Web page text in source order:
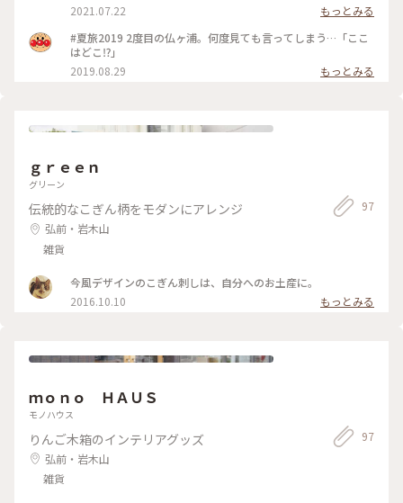
2021.07.22
もっとみる
#夏旅2019 2度目の仏ヶ浦。何度見ても言ってしまう…「ここ
はどこ⁉️」
2019.08.29
もっとみる
ｇｒｅｅｎ
グリーン
伝統的なこぎん柄をモダンにアレンジ
弘前・岩木山
雑貨
97
今風デザインのこぎん刺しは、自分へのお土産に。
2016.10.10
もっとみる
ｍｏｎｏ ＨＡＵＳ
モノハウス
りんご木箱のインテリアグッズ
弘前・岩木山
雑貨
97